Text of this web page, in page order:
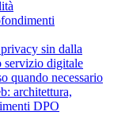
sin dalla
servizio digitale
quando necessario
architettura,
DPO